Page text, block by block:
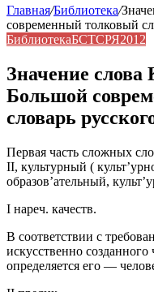
Главная/Библиотека/
современный толковый
БиблиотекаБСТСРЯ2012
Значение
Большой
словарь
Первая часть сложных
II, культурный (
образов’ательный,
I нареч. качеств.
В соответствии с
искусственно
определяется его —